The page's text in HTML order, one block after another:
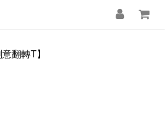
意翻轉T】